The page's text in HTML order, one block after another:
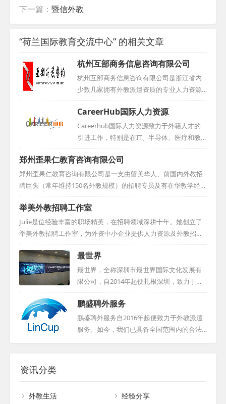
下一篇： 暨信外教
“荷兰国际教育交流中心” 的相关文章
杭州互部商务信息咨询有限公司
杭州互部商务信息咨询有限公司是浙江省内
少数几家拥有外教派遣资质的专业人力资源
机构，核心业务涵盖外教推荐、代招、派遣
及签证代理。目前，我们的服务已遍布全
国，并延伸至海外，如加拿大、英国和南非
等地均设有办事处。...
CareerHub国际人力资源
Careerhub国际人力资源致力于外籍人才的
引进工作，特别是在IT、半导体、医疗和教
育领域拥有丰富的经验。公司在北京、厦
门、台湾和石家庄等地均设有分公司，其中
石家庄分公司更是荣获市外专局颁发的2020
年度引智工作站称号。...
郑州歪果仁教育咨询有限公司
郑州歪果仁教育咨询有限公司是一支由留美华人、前国内外教招
聘巨头（常年维持150名外教规模）的招聘专员及有在华教学经历
的美籍人员构成的专业外教招聘队伍。我们的宗旨是：不只是引
进外国人当老师，而是挑选优秀的外籍教师来华执教。对于学
校，我们依据外教的学历背景与工作经验，为他们精准挑选高质
量的外籍教师，他们大多拥有教育类学士、硕士、博士学位，并
持有TESOL证书及丰富教学经验，极大地提升了学校面试外教的
成功率。对于外教，我们则从工作地点、待遇、工作时间及学校
教学理念等方面严格筛选接受单位，确保外教在华的工作与生活
品质。我们...
举美外教招聘工作室
Julie是位经验丰富的职场精英，在招聘领域深耕十年。她创立了
举美外教招聘工作室，为外资中小企业提供人力资源及外教招聘
的专业咨询。此前，她加入美国各州在华中心，为欲入华的美国
企业招聘人才。她还曾服务于荷兰的International Top Talent，
担任项目经理，为荷兰机构和企业招募中国人才。Julie还曾在Sta
nton Chase担任总监，并在美国凤凰城的私募基金工作。她还曾
在可口可乐中国总部负责策略采购，早期在德国工业公司工作，
并在上海财经大学教授英语。Julie毕业于美国雷鸟全球管理学
院，并持有华东师...
最世界
最世界，全称深圳市最世界国际文化发展有
限公司，自2014年起便扎根深圳，致力于提
供专业的人力资源服务。公司由一群曾在美
国工作，并专注于外国专家来华就业的精英
团队创立。最世界的业务聚焦于全球中高端
国际人才的寻访、外国专家的就业安排、人
积累，我们构建了众多国内外招聘平台，并
鹏盛聘外服务
鹏盛聘外服务自2016年起便致力于外教派遣
服务。如今，我们已具备全国范围内的合法
续，为企业合法聘用外籍人士提供一站式解
资讯分类
外教生活
经验分享